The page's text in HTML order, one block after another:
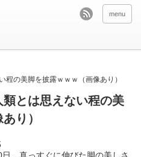
menu
程の美脚を披露ｗｗｗ（画像あり）
とは思えない程の美
り）